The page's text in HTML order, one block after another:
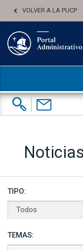
VOLVER A LA PUCP
Buscar:
Contáctenos
TIPO:
TEMAS: